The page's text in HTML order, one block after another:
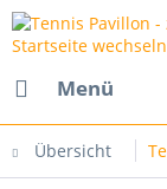
Menü
Übersicht